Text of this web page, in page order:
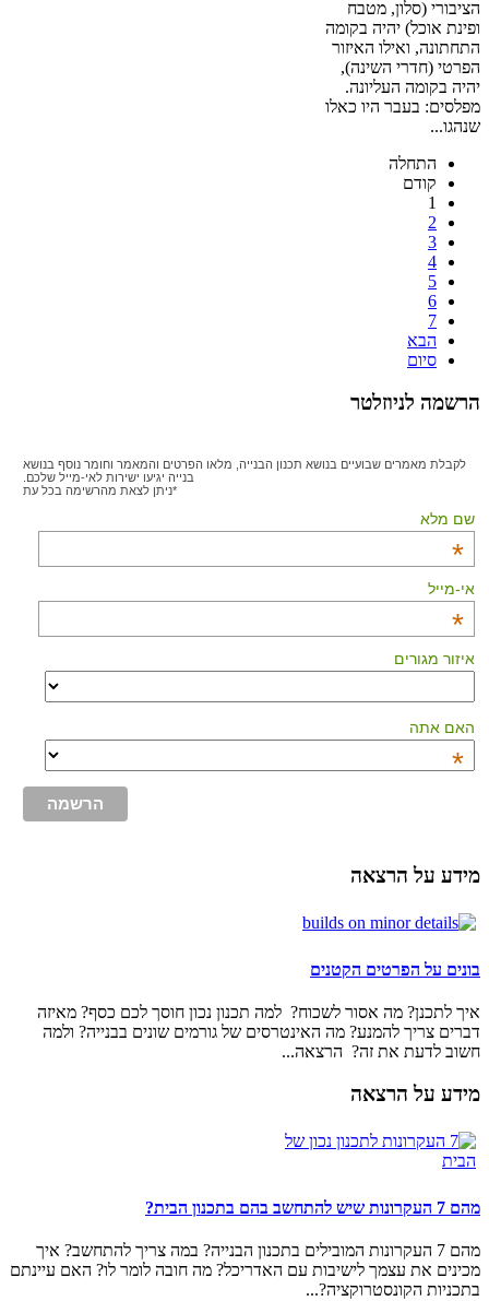
הציבורי (סלון, מטבח
ופינת אוכל) יהיה בקומה
התחתונה, ואילו האיזור
הפרטי (חדרי השינה),
יהיה בקומה העליונה.
מפלסים: בעבר היו כאלו
שנהגו...
התחלה
קודם
1
2
3
4
5
6
7
הבא
סיום
הרשמה לניוזלטר
לקבלת מאמרים שבועיים בנושא תכנון הבנייה, מלאו הפרטים והמאמר וחומר נוסף בנושא
בנייה יגיעו ישירות לאי-מייל שלכם.
*ניתן לצאת מהרשימה בכל עת
שם מלא
*
אי-מייל
*
איזור מגורים
האם אתה
*
מידע על הרצאה
בונים על הפרטים הקטנים
איך לתכנן? מה אסור לשכוח? למה תכנון נכון חוסך לכם כסף? מאיזה
דברים צריך להמנע? מה האינטרסים של גורמים שונים בבנייה? ולמה
חשוב לדעת את זה? הרצאה...
מידע על הרצאה
מהם 7 העקרונות שיש להתחשב בהם בתכנון הבית?
מהם 7 העקרונות המובילים בתכנון הבנייה? במה צריך להתחשב? איך
מכינים את עצמך לישיבות עם האדריכל? מה חובה לומר לו? האם עיינתם
בתכניות הקונסטרוקציה?...